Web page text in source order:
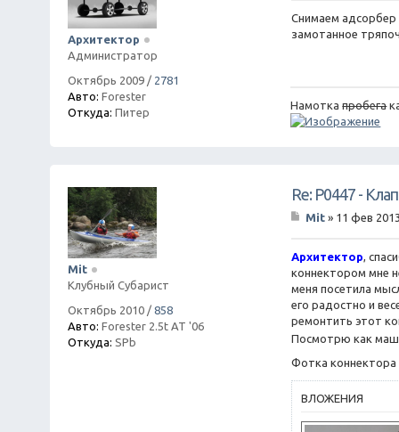
Архитектор
Администратор
Октябрь 2009 / 2781
Авто: Forester
Откуда: Питер
о
б
Снимаем адсорбер
замотанное
Намоткапробега
Mit
Клубный Субарист
Октябрь 2010 / 858
Авто: Forester 2.5t AT '06
Откуда: SPb
Re: P0447 -
о
б
е
н
и
е
Mit » 11 фев
Архитектор ,
коннектором мне
меня посетила
его радостно и
ремонтить этот
Посмотрю как
Фотка коннектора
ВЛОЖЕНИЯ